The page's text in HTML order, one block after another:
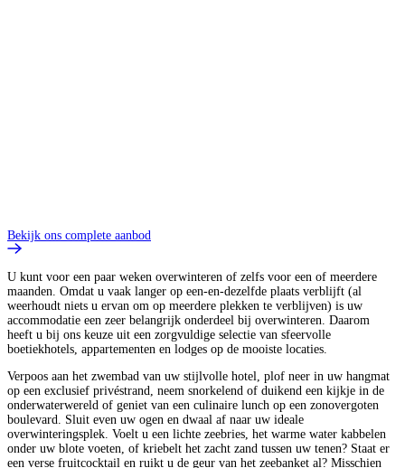
Bekijk ons complete aanbod
U kunt voor een paar weken overwinteren of zelfs voor een of meerdere
maanden. Omdat u vaak langer op een-en-dezelfde plaats verblijft (al
weerhoudt niets u ervan om op meerdere plekken te verblijven) is uw
accommodatie een zeer belangrijk onderdeel bij overwinteren. Daarom
heeft u bij ons keuze uit een zorgvuldige selectie van sfeervolle
boetiekhotels, appartementen en lodges op de mooiste locaties.
Verpoos aan het zwembad van uw stijlvolle hotel, plof neer in uw hangmat
op een exclusief privéstrand, neem snorkelend of duikend een kijkje in de
onderwaterwereld of geniet van een culinaire lunch op een zonovergoten
boulevard. Sluit even uw ogen en dwaal af naar uw ideale
overwinteringsplek. Voelt u een lichte zeebries, het warme water kabbelen
onder uw blote voeten, of kriebelt het zacht zand tussen uw tenen? Staat er
een verse fruitcocktail en ruikt u de geur van het zeebanket al? Misschien